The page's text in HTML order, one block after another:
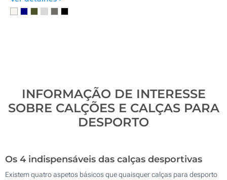
INFORMAÇÃO DE INTERESSE
SOBRE CALÇÕES E CALÇAS PARA
DESPORTO
Os 4 indispensáveis das calças desportivas
Existem quatro aspetos básicos que quaisquer calças para desporto